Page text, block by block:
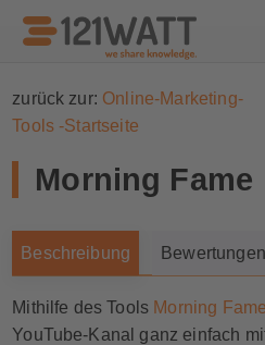
zurück zur: Online-Marketing-
Tools -Startseite
Morning Fame
Beschreibung Bewertungen
Mithilfe des Tools Morning Fame
YouTube-Kanal ganz einfach